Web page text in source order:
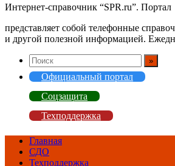
Интернет-справочник “SPR.ru”. Портал
представляет собой телефонные
и другой полезной информацией.
Официальный портал
Соцзащита
Техподдержка
Главная
СДО
Техподдержка